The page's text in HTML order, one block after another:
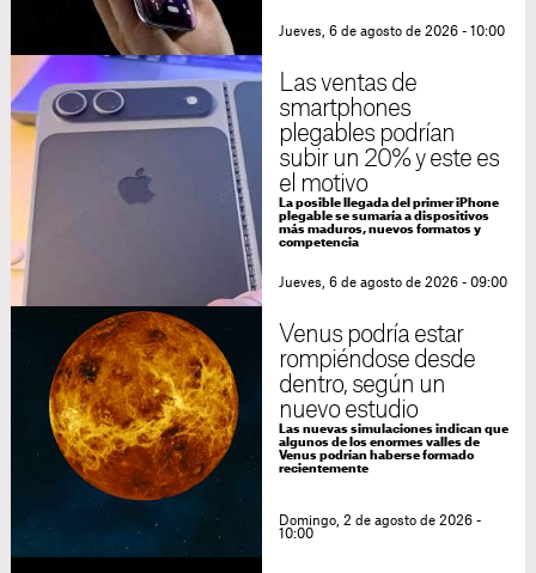
Jueves, 6 de agosto de 2026 - 10:00
Las ventas de
smartphones
plegables podrían
subir un 20% y este es
el motivo
La posible llegada del primer iPhone
plegable se sumaría a dispositivos
más maduros, nuevos formatos y
competencia
Jueves, 6 de agosto de 2026 - 09:00
Venus podría estar
rompiéndose desde
dentro, según un
nuevo estudio
Las nuevas simulaciones indican que
algunos de los enormes valles de
Venus podrían haberse formado
recientemente
Domingo, 2 de agosto de 2026 -
10:00